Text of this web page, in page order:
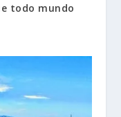
todo mundo